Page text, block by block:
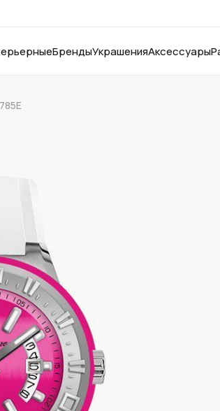
БрендыУкрашенияАксессуары